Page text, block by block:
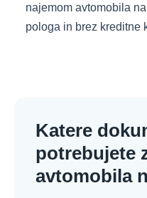
najemom avtomobila
pologa in brez kreditne
Katere
potrebujete
avtomobila